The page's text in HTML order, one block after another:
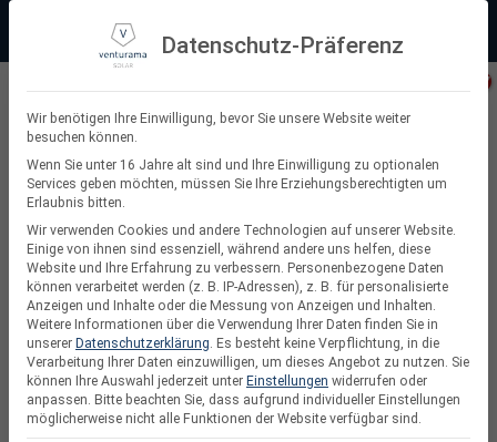
springen
+49 (0) 64 64 37 19 5 - 0
Suchen
nach:
Solarzaun
Datenschutz-Präferenz
Wir benötigen Ihre Einwilligung, bevor Sie unsere Website weiter
besuchen können.
Wenn Sie unter 16 Jahre alt sind und Ihre Einwilligung zu optionalen
Services geben möchten, müssen Sie Ihre Erziehungsberechtigten um
Erlaubnis bitten.
Wir verwenden Cookies und andere Technologien auf unserer Website.
Einige von ihnen sind essenziell, während andere uns helfen, diese
Website und Ihre Erfahrung zu verbessern. Personenbezogene Daten
können verarbeitet werden (z. B. IP-Adressen), z. B. für personalisierte
Anzeigen und Inhalte oder die Messung von Anzeigen und Inhalten.
Weitere Informationen über die Verwendung Ihrer Daten finden Sie in
unserer Datenschutzerklärung. Es besteht keine Verpflichtung, in die
Verarbeitung Ihrer Daten einzuwilligen, um dieses Angebot zu nutzen. Sie
können Ihre Auswahl jederzeit unter Einstellungen widerrufen oder
anpassen. Bitte beachten Sie, dass aufgrund individueller Einstellungen
möglicherweise nicht alle Funktionen der Website verfügbar sind.